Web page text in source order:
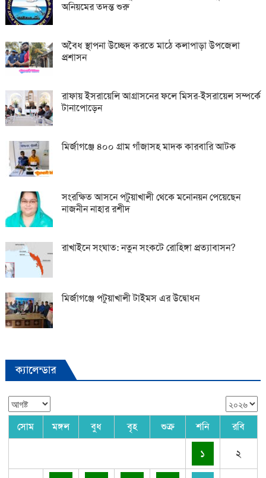
অনিয়মের তদন্ত শুরু
অবৈধ স্থাপনা উচ্ছেদ করতে মাঠে কলাপাড়া উপজেলা
প্রশাসন
রাফায় ইসরায়েলি আগ্রাসনের ফলে মিসর-ইসরায়েল সম্পর্কে
টানাপোড়েন
মির্জাগঞ্জে ৪০০ গ্রাম গাঁজাসহ মাদক কারবারি আটক
সংরক্ষিত আসনে পটুয়াখালী থেকে মনোনয়ন পেয়েছেন
নাজনীন নাহার রশীদ
রাখাইনে সংঘাত: নতুন সংকটে রোহিঙ্গা প্রত্যাবাসন?
মির্জাগঞ্জে পটুয়াখালী টাইমস এর উদ্বোধন
ক্যালেন্ডার
সোম মঙ্গল বুধ বৃহ শুক্র শনি রবি
১ ২